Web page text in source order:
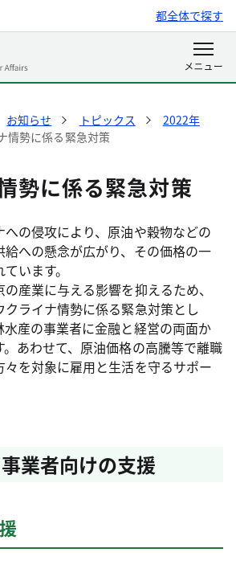
都全体で探す
お知らせ トピックス
2022年
情勢に係る緊急対策
勢に係る緊急対策
の侵攻により、原油や穀物などの
への懸念が広がり、その価格の一
います。
産業に与える影響を抑えるため、
ライナ情勢に係る緊急対策とし
産の事業者に金融と経営の両面か
。あわせて、原油価格の高騰等で離職
を対象に雇用と生活を守るサポー
業者向けの支援